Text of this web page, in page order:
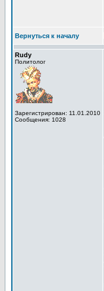
Вернуться к началу
Rudy
Политолог
Зарегистрирован: 11.01.2010
Сообщения: 1028